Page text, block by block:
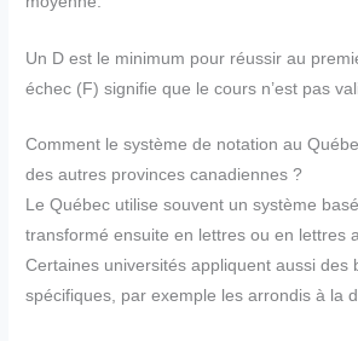
Un D est le minimum pour réussir au
échec (F) signifie que le cours n’est pas
Comment le système de notation au
des autres provinces canadiennes ?
Le Québec utilise souvent un système
transformé ensuite en lettres ou en lettres
Certaines universités appliquent aussi des
spécifiques, par exemple les arrondis à la